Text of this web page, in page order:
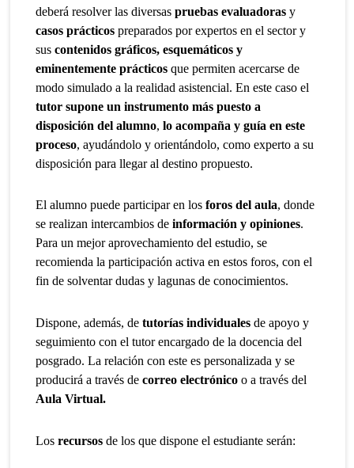
deberá resolver las diversaspruebas evaluadoras y
casos prácticospreparados por expertos en el sector y
suscontenidos gráficos, esquemáticos y
eminentemente prácticos que permiten acercarse de
modo simulado a la realidad asistencial. En este caso el
tutor supone un instrumento más puesto a
disposición del alumno,lo acompaña y guía en este
proceso, ayudándolo y orientándolo, como experto a su
disposición para llegar al destino propuesto.
El alumno puede participar en losforos del aula, donde
se realizan intercambios deinformación y opiniones.
Para un mejor aprovechamiento del estudio, se
recomienda la participación activa en estos foros, con el
fin de solventar dudas y lagunas de conocimientos.
Dispone, además, detutorías individuales de apoyo y
seguimiento con el tutor encargado de la docencia del
posgrado. La relación con este es personalizada y se
producirá a través decorreo electrónico o a través del
Aula Virtual.
Losrecursos de los que dispone el estudiante serán: